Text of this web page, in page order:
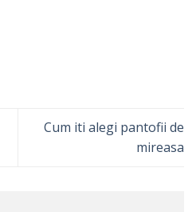
Cum iti alegi pantofii de
mireasa